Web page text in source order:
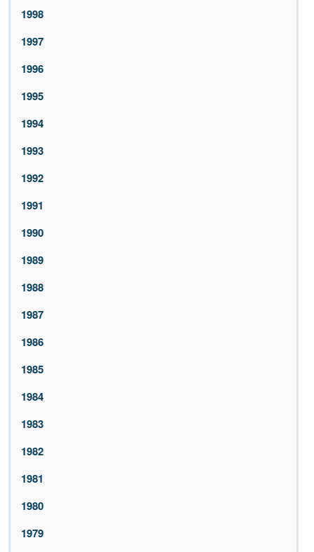
1998
1997
1996
1995
1994
1993
1992
1991
1990
1989
1988
1987
1986
1985
1984
1983
1982
1981
1980
1979